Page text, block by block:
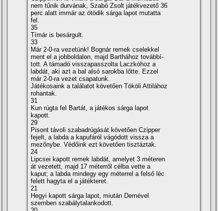
nem tűnik durvának, Szabó Zsolt játékvezető 36
perc alatt immár az ötödik sárga lapot mutatta
fel.
35
Tí­már is besárgult.
33
Már 2-0-ra vezetünk! Bognár remek cselekkel
ment el a jobboldalon, majd Barthához továbbí­
tott. A támadó visszapasszolta Laczkóhoz a
labdát, aki azt a bal alsó sarokba lőtte. Ezzel
már 2-0-ra vezet csapatunk.
Játékosaink a találatot követően Tököli Attilához
rohantak.
31
Kun rúgta fel Bartát, a játékos sárga lapot
kapott.
29
Pisont távoli szabadrúgását követően Czipper
fejelt, a labda a kapufáról vágódott vissza a
mezőnybe. Védőink ezt követően tisztáztak.
24
Lipcsei kapott remek labdát, amelyet 3 méteren
át vezetett, majd 17 méterről célba vette a
kaput; a labda mindegy egy méterrel a felső léc
felett hagyta el a játékteret.
21
Hegyi kapott sárga lapot, miután Demével
szemben szabálytalankodott.